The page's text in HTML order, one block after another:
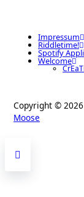
Impressum
Riddletime!
Spotify
Welcome
Copyright ©
Moose